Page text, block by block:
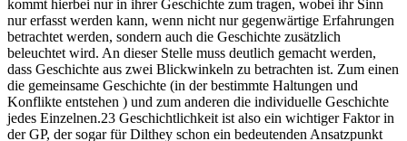
kommt hierbei nur in ihrer Geschichte zum tragen, wobei ihr Sinn
nur erfasst werden kann, wenn nicht nur gegenwärtige Erfahrungen
betrachtet werden, sondern auch die Geschichte zusätzlich
beleuchtet wird. An dieser Stelle muss deutlich gemacht werden,
dass Geschichte aus zwei Blickwinkeln zu betrachten ist. Zum einen
die gemeinsame Geschichte (in der bestimmte Haltungen und
Konflikte entstehen ) und zum anderen die individuelle Geschichte
jedes Einzelnen.23 Geschichtlichkeit ist also ein wichtiger Faktor in
der GP, der sogar für Dilthey schon ein bedeutenden Ansatzpunkt